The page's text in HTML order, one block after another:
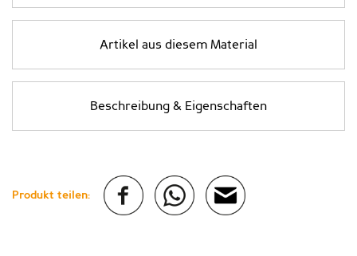
Artikel aus diesem Material
Beschreibung & Eigenschaften
Produkt teilen: